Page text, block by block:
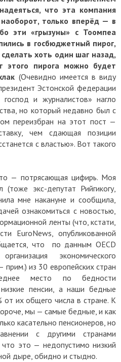
что эта компания
только вперёд — в
эти «грызуны» с Тоомпеа
в госбюджетный пирог,
хоть один шаг назад,
пирога можно будет
(Очевидно имеется в виду
Эстонской федерации
и журналистов» нагло
но который недавно был с
переизбран на этот пост —
чем сдающая позиции
с властью». Вот такого
— потрясающая цифирь. Моя
экс-депутат Рийгикогу,
мне накануне и сообщила,
ознакомиться с новостью,
ленты (что, кстати,
EuroNews, опубликованной
что по данным OECD
экономического
прим.) из 30 европейских стран
место по бедности
пенсии, а наши бедные
от их общего числа в стране. К
мы — самые бедные, и как
касательно пенсионеров, но
с другими странами
что это — недопустимо низкий
дыре, обидно и стыдно.